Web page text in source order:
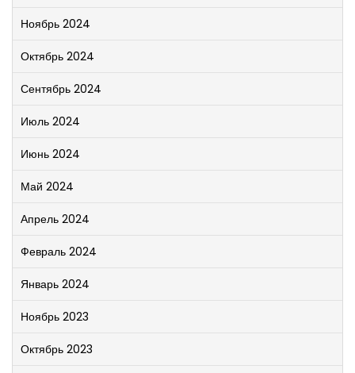
Ноябрь 2024
Октябрь 2024
Сентябрь 2024
Июль 2024
Июнь 2024
Май 2024
Апрель 2024
Февраль 2024
Январь 2024
Ноябрь 2023
Октябрь 2023